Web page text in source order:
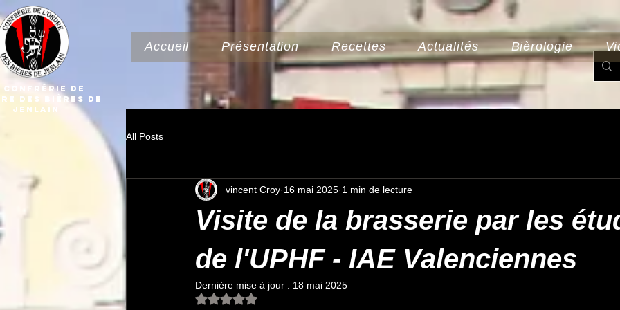
Accueil Présentation Recettes Actualités Bièrologie
Confrérie dE
Des Bières de
Jenlain
All Posts
Visite de la brasserie par les
de l'UPHF - IAE Valenciennes
vincent Croy 16 mai 2025 1 min de lecture
Dernière mise à jour : 18 mai 2025
Noté NaN étoiles sur 5.